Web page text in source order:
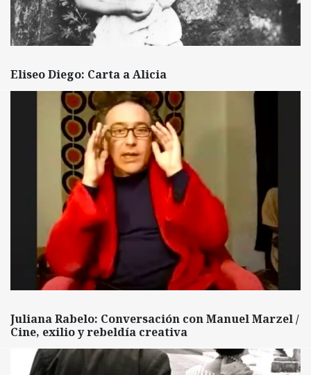
Eliseo Diego: Carta a Alicia
Juliana Rabelo: Conversación con Manuel Marzel /
Cine, exilio y rebeldía creativa